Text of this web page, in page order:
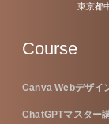
東京都
Course
Canva Webデザイ
ChatGPTマスター